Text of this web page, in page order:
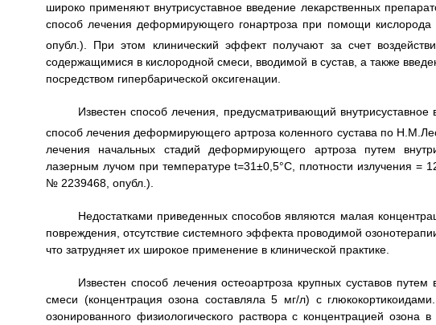
широко применяют внутрисуставное введение лекарственных
способ лечения деформирующего гонартроза при помощи
опубл.). При этом клинический эффект получают за счет
содержащимися в кислородной смеси, вводимой в сустав, а также
посредством гипербарической оксигенации.
Известен способ лечения, предусматривающий внутрисуставное
способ лечения деформирующего артроза коленного сустава по
лечения начальных стадий деформирующего артроза путем
лазерным лучом при температуре t=31±0,5°C, плотности излучения
№ 2239468, опубл.).
Недостатками приведенных способов являются малая
повреждения, отсутствие системного эффекта проводимой
что затрудняет их широкое применение в клинической практике.
Известен способ лечения остеоартроза крупных суставов путем
смеси (концентрация озона составляла 5 мг/л) с
озонированного физиологического раствора с концентрацией